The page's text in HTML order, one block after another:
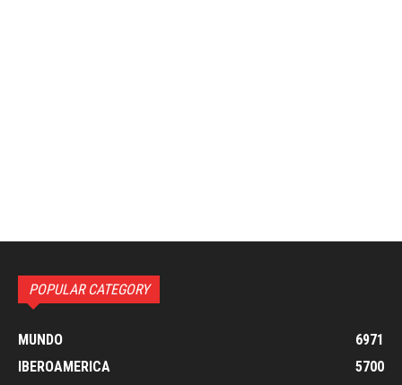
POPULAR CATEGORY
MUNDO
6971
IBEROAMERICA
5700